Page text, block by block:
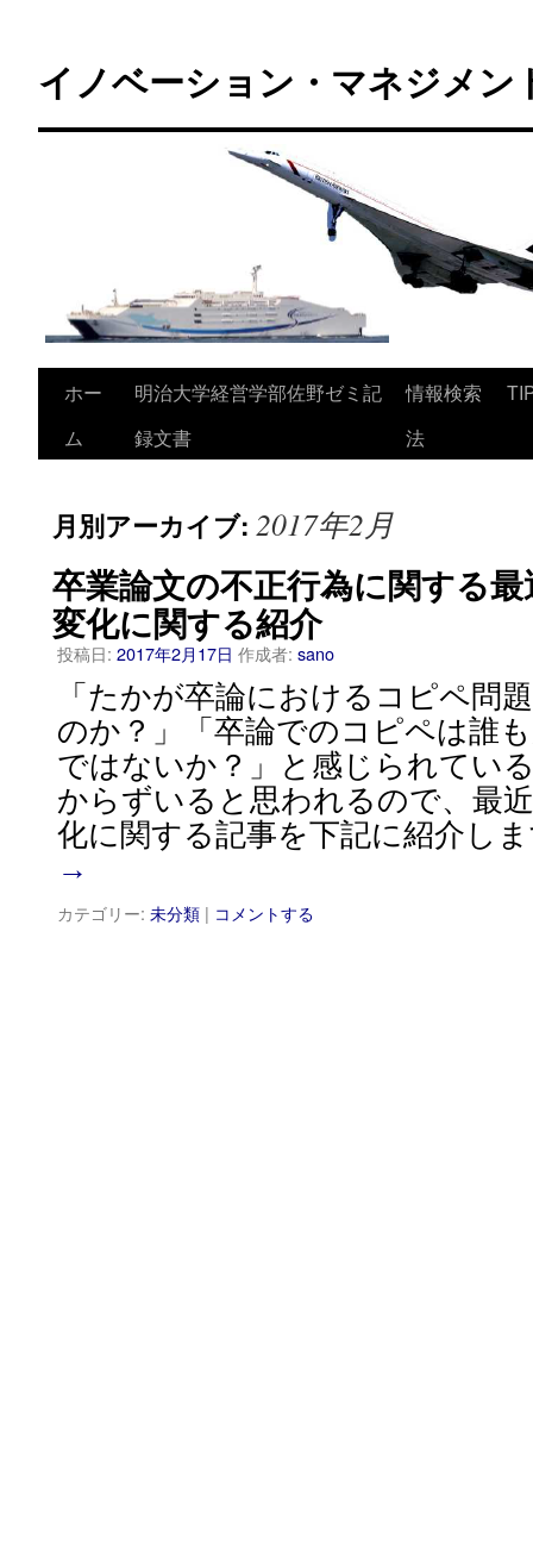
テ
イノベーション・マネジメン
ホー
ム
明治大学経営学部佐野ゼミ記
録文書
情報検索
法
月別アーカイブ: 2017年2月
卒業論文の不正行為に関する
変化に関する紹介
投稿日: 2017年2月17日 作成者: sano
「たかが卒論におけるコピペ問
のか？」「卒論でのコピペは誰
ではないか？」と感じられてい
からずいると思われるので、最
化に関する記事を下記に紹介し
→
カテゴリー: 未分類 | コメントする